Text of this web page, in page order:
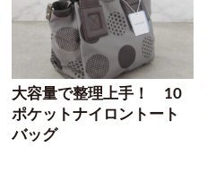
大容量で整理上手！ 10
ポケットナイロントート
バッグ